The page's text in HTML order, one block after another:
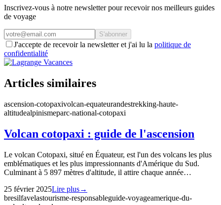
Inscrivez-vous à notre newsletter pour recevoir nos meilleurs guides
de voyage
S'abonner
J'accepte de recevoir la newsletter et j'ai lu la politique de
confidentialité
Articles similaires
ascension-cotopaxivolcan-equateurandestrekking-haute-
altitudealpinismeparc-national-cotopaxi
Volcan cotopaxi : guide de l'ascension
Le volcan Cotopaxi, situé en Équateur, est l'un des volcans les plus
emblématiques et les plus impressionnants d'Amérique du Sud.
Culminant à 5 897 mètres d'altitude, il attire chaque année…
25 février 2025Lire plus→
bresilfavelastourisme-responsableguide-voyageamerique-du-